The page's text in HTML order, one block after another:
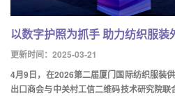
以数字护照为抓手 助力纺织服装
更新时间：2025-03-21
4月9日，在2026第二届厦门国际纺织服装
出口商会与中关村工信二维码技术研究院